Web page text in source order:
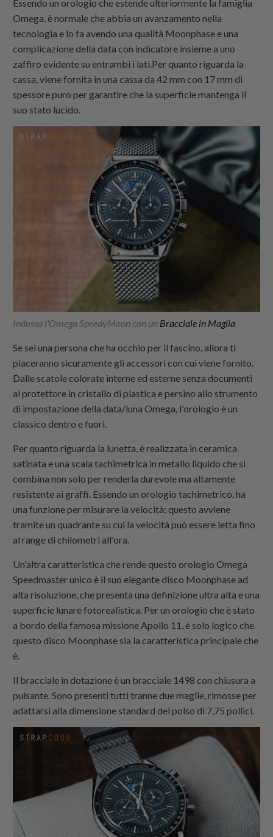
Essendo un orologio che estende ulteriormente la famiglia
Omega, è normale che abbia un avanzamento nella
tecnologia e lo fa avendo una qualità Moonphase e una
complicazione della data con indicatore insieme a uno
zaffiro evidente su entrambi i lati.Per quanto riguarda la
cassa, viene fornita in una cassa da 42 mm con 17 mm di
spessore puro per garantire che la superficie mantenga il
suo stato lucido.
Indossa l'Omega SpeedyMoon con un Bracciale in Maglia
Se sei una persona che ha occhio per il fascino, allora ti
piaceranno sicuramente gli accessori con cui viene fornito.
Dalle scatole colorate interne ed esterne senza documenti
al protettore in cristallo di plastica e persino allo strumento
di impostazione della data/luna Omega, l'orologio è un
classico dentro e fuori.
Per quanto riguarda la lunetta, è realizzata in ceramica
satinata e una scala tachimetrica in metallo liquido che si
combina non solo per renderla durevole ma altamente
resistente ai graffi. Essendo un orologio tachimetrico, ha
una funzione per misurare la velocità; questo avviene
tramite un quadrante su cui la velocità può essere letta fino
al range di chilometri all'ora.
Un'altra caratteristica che rende questo orologio Omega
Speedmaster unico è il suo elegante disco Moonphase ad
alta risoluzione, che presenta una definizione ultra alta e una
superficie lunare fotorealistica. Per un orologio che è stato
a bordo della famosa missione Apollo 11, è solo logico che
questo disco Moonphase sia la caratteristica principale che
è.
Il bracciale in dotazione è un bracciale 1498 con chiusura a
pulsante. Sono presenti tutti tranne due maglie, rimosse per
adattarsi alla dimensione standard del polso di 7,75 pollici.